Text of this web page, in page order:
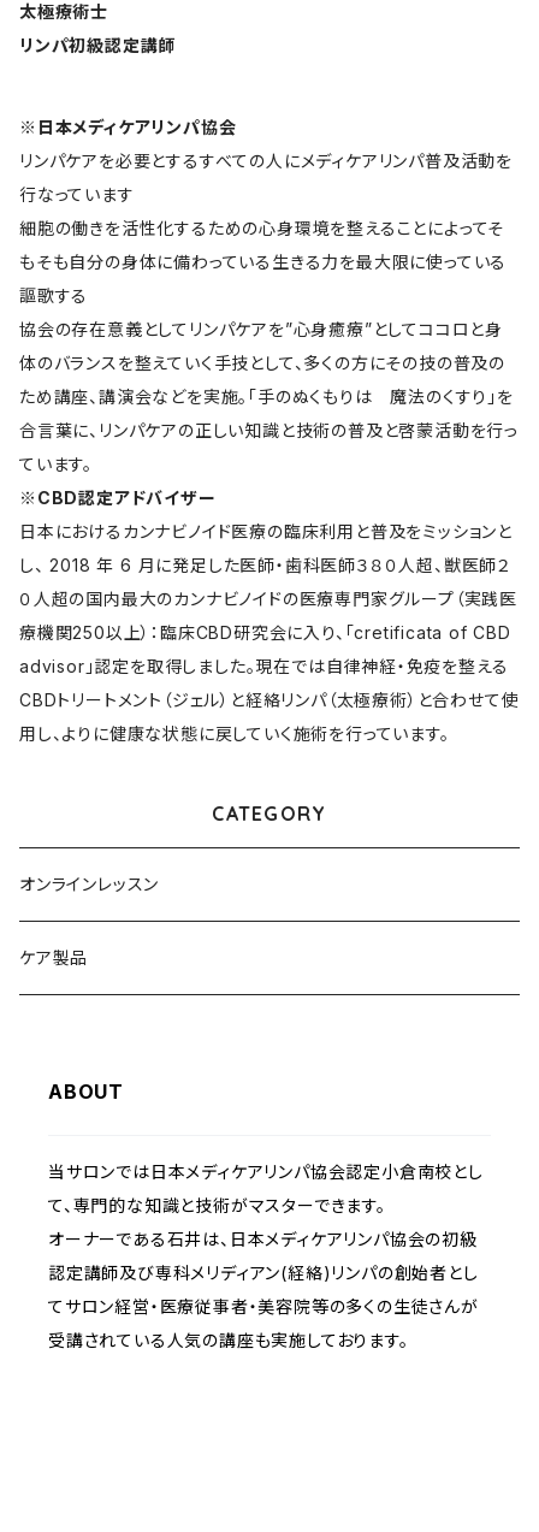
太極療術士
リンパ初級認定講師
※日本メディケアリンパ協会
リンパケアを必要とするすべての人にメディケアリンパ普及活動を
行なっています
細胞の働きを活性化するための心身環境を整えることによってそ
もそも自分の身体に備わっている生きる力を最大限に使っている
謳歌する
協会の存在意義としてリンパケアを”心身癒療”としてココロと身
体のバランスを整えていく手技として、多くの方にその技の普及の
ため講座、講演会などを実施。「手のぬくもりは 魔法のくすり」を
合言葉に、リンパケアの正しい知識と技術の普及と啓蒙活動を行っ
ています。
※CBD認定アドバイザー
日本におけるカンナビノイド医療の臨床利用と普及をミッションと
し、 2018 年 6 月に発足した医師・歯科医師３８０人超、獣医師２
０人超の国内最大のカンナビノイドの医療専門家グループ（実践医
療機関250以上）：臨床CBD研究会に入り、「cretificata of CBD
advisor」認定を取得しました。現在では自律神経・免疫を整える
CBDトリートメント（ジェル）と経絡リンパ（太極療術）と合わせて使
用し、よりに健康な状態に戻していく施術を行っています。
CATEGORY
オンラインレッスン
ケア製品
ABOUT
当サロンでは日本メディケアリンパ協会認定小倉南校とし
て、専門的な知識と技術がマスターできます。
オーナーである石井は、日本メディケアリンパ協会の初級
認定講師及び専科メリディアン(経絡)リンパの創始者とし
てサロン経営・医療従事者・美容院等の多くの生徒さんが
受講されている人気の講座も実施しております。